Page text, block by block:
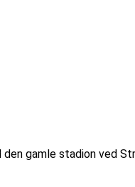
gamle stadion ved